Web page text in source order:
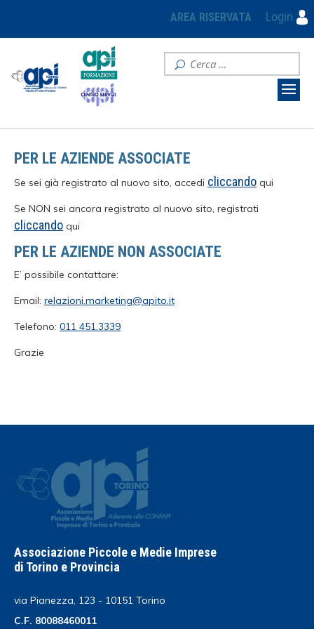
AREA RISERVATA Login
PER LE AZIENDE ASSOCIATE
Se sei già registrato al nuovo sito, accedi cliccando qui
Se NON sei ancora registrato al nuovo sito, registrati
cliccando qui
PER LE AZIENDE NON ASSOCIATE
E’ possibile contattare:
Email: relazioni.marketing@apito.it
Telefono: 011 451.3339
Grazie
Associazione Piccole e Medie Imprese
di Torino e Provincia
via Pianezza, 123 - 10151 Torino
C.F. 80088460011